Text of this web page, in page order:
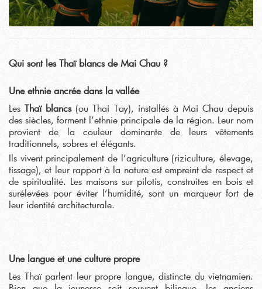
Qui sont les Thaï blancs de Mai Chau ?
Une ethnie ancrée dans la vallée
LesThaï blancs(ou Thai Tay), installés à Mai Chau depuis
des siècles, forment l’ethnie principale de la région. Leur nom
provient de la couleur dominante de leurs vêtements
traditionnels, sobres et élégants.
Ils vivent principalement de l’agriculture (riziculture, élevage,
tissage), et leur rapport à la nature est empreint de respect et
de spiritualité. Les maisons sur pilotis, construites en bois et
surélevées pour éviter l’humidité, sont un marqueur fort de
leur identité architecturale.
Une langue et une culture propre
Les Thaï parlent leur propre langue, distincte du vietnamien.